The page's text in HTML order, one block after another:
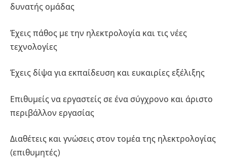
δυνατής ομάδας
Έχεις πάθος με την ηλεκτρολογία και τις νέες
τεχνολογίες
Έχεις δίψα για εκπαίδευση και ευκαιρίες εξέλιξης
Επιθυμείς να εργαστείς σε ένα σύγχρονο και άριστο
περιβάλλον εργασίας
Διαθέτεις και γνώσεις στον τομέα της ηλεκτρολογίας
(επιθυμητές)